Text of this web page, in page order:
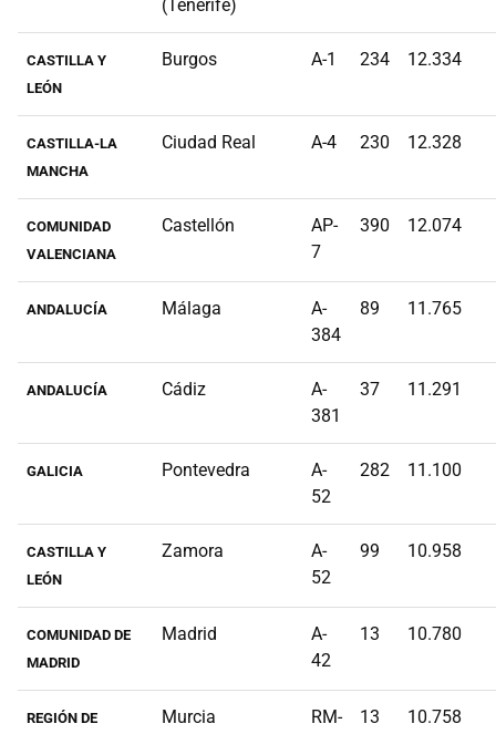
(Tenerife)
CASTILLA Y
LEÓN
Burgos A-1 234 12.334
CASTILLA-LA
MANCHA
Ciudad Real A-4 230 12.328
COMUNIDAD
VALENCIANA
Castellón
AP-
7
390 12.074
ANDALUCÍA Málaga
A-
384
89 11.765
ANDALUCÍA Cádiz
A-
381
37 11.291
GALICIA Pontevedra
A-
52
282 11.100
CASTILLA Y
LEÓN
Zamora
A-
52
99 10.958
COMUNIDAD DE
MADRID
Madrid
A-
42
13 10.780
REGIÓN DE
Murcia
RM-
13 10.758